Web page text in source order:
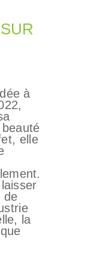
à
elle
de
la